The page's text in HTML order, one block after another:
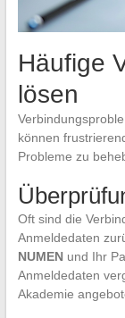
Häufige
lösen
können
Probleme zu
Oft sind die
Anmeldedaten
NUMENund Ihr
Anmeldedaten
Akademie